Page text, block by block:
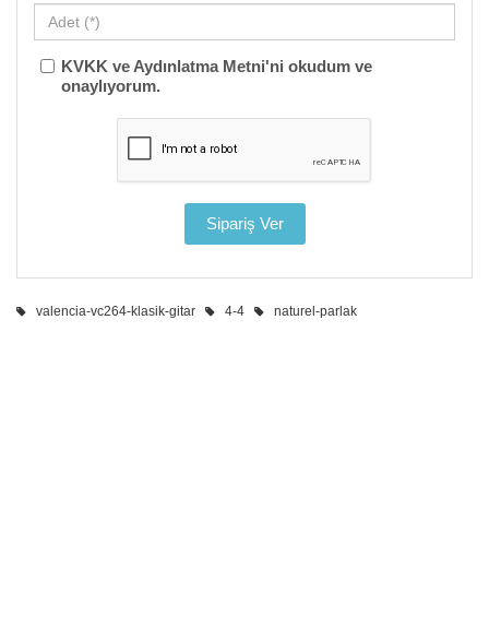
KVKK ve Aydınlatma Metni'ni okudum ve
onaylıyorum.
valencia-vc264-klasik-gitar 4-4 naturel-parlak